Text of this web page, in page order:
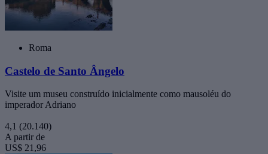
Roma
Castelo de Santo Ângelo
Visite um museu construído inicialmente como mausoléu do
imperador Adriano
4,1 (20.140)
A partir de
US$ 21,96